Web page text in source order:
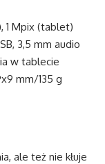
1 Mpix (tablet)
3,5 mm audio
w tablecie
mm/135 g
ale też nie kłuje